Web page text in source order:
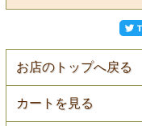
お店のトップへ戻る
カートを見る